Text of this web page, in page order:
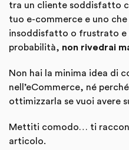
tra un cliente soddisfatto
tuo e-commerce e uno
insoddisfatto o frustrato e
probabilità, non rivedrai
Non hai la minima idea di
nell’eCommerce, né
ottimizzarla se vuoi avere
Mettiti comodo… ti
articolo.